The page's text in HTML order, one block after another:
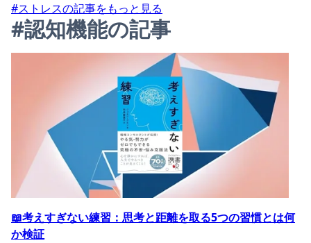
#ストレスの記事をもっと見る
#認知機能の記事
📖考えすぎない練習：思考と距離を取る5つの習慣とは何
か検証